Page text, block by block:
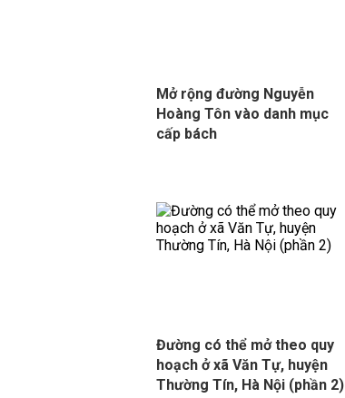
Mở rộng đường Nguyễn
Hoàng Tôn vào danh mục
cấp bách
Đường có thể mở theo quy
hoạch ở xã Văn Tự, huyện
Thường Tín, Hà Nội (phần 2)